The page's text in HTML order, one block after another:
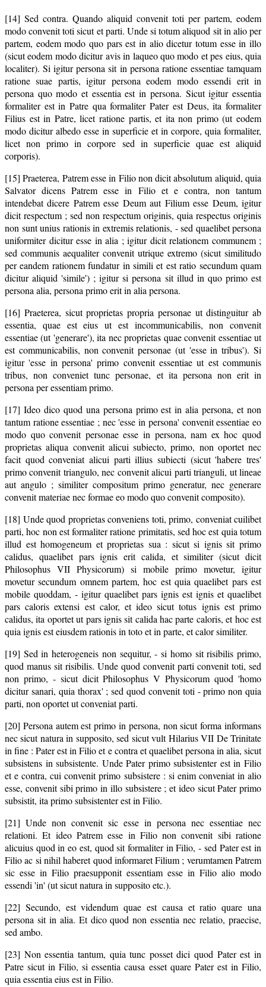
[14] Sed contra. Quando aliquid convenit toti per partem, eodem
modo convenit toti sicut et parti. Unde si totum aliquod sit in alio per
partem, eodem modo quo pars est in alio dicetur totum esse in illo
(sicut eodem modo dicitur avis in laqueo quo modo et pes eius, quia
localiter). Si igitur persona sit in persona ratione essentiae tamquam
ratione suae partis, igitur persona eodem modo essendi erit in
persona quo modo et essentia est in persona. Sicut igitur essentia
formaliter est in Patre qua formaliter Pater est Deus, ita formaliter
Filius est in Patre, licet ratione partis, et ita non primo (ut eodem
modo dicitur albedo esse in superficie et in corpore, quia formaliter,
licet non primo in corpore sed in superficie quae est aliquid
corporis).
[15] Praeterea, Patrem esse in Filio non dicit absolutum aliquid, quia
Salvator dicens Patrem esse in Filio et e contra, non tantum
intendebat dicere Patrem esse Deum aut Filium esse Deum, igitur
dicit respectum ; sed non respectum originis, quia respectus originis
non sunt unius rationis in extremis relationis, - sed quaelibet persona
uniformiter dicitur esse in alia ; igitur dicit relationem communem ;
sed communis aequaliter convenit utrique extremo (sicut similitudo
per eandem rationem fundatur in simili et est ratio secundum quam
dicitur aliquid 'simile') ; igitur si persona sit illud in quo primo est
persona alia, persona primo erit in alia persona.
[16] Praeterea, sicut proprietas propria personae ut distinguitur ab
essentia, quae est eius ut est incommunicabilis, non convenit
essentiae (ut 'generare'), ita nec proprietas quae convenit essentiae ut
est communicabilis, non convenit personae (ut 'esse in tribus'). Si
igitur 'esse in persona' primo convenit essentiae ut est communis
tribus, non conveniet tunc personae, et ita persona non erit in
persona per essentiam primo.
[17] Ideo dico quod una persona primo est in alia persona, et non
tantum ratione essentiae ; nec 'esse in persona' convenit essentiae eo
modo quo convenit personae esse in persona, nam ex hoc quod
proprietas aliqua convenit alicui subiecto, primo, non oportet nec
facit quod conveniat alicui parti illius subiecti (sicut 'habere tres'
primo convenit triangulo, nec convenit alicui parti trianguli, ut lineae
aut angulo ; similiter compositum primo generatur, nec generare
convenit materiae nec formae eo modo quo convenit composito).
[18] Unde quod proprietas conveniens toti, primo, conveniat cuilibet
parti, hoc non est formaliter ratione primitatis, sed hoc est quia totum
illud est homogeneum et proprietas sua : sicut si ignis sit primo
calidus, quaelibet pars ignis erit calida, et similiter (sicut dicit
Philosophus VII Physicorum) si mobile primo movetur, igitur
movetur secundum omnem partem, hoc est quia quaelibet pars est
mobile quoddam, - igitur quaelibet pars ignis est ignis et quaelibet
pars caloris extensi est calor, et ideo sicut totus ignis est primo
calidus, ita oportet ut pars ignis sit calida hac parte caloris, et hoc est
quia ignis est eiusdem rationis in toto et in parte, et calor similiter.
[19] Sed in heterogeneis non sequitur, - si homo sit risibilis primo,
quod manus sit risibilis. Unde quod convenit parti convenit toti, sed
non primo, - sicut dicit Philosophus V Physicorum quod 'homo
dicitur sanari, quia thorax' ; sed quod convenit toti - primo non quia
parti, non oportet ut conveniat parti.
[20] Persona autem est primo in persona, non sicut forma informans
nec sicut natura in supposito, sed sicut vult Hilarius VII De Trinitate
in fine : Pater est in Filio et e contra et quaelibet persona in alia, sicut
subsistens in subsistente. Unde Pater primo subsistenter est in Filio
et e contra, cui convenit primo subsistere : si enim conveniat in alio
esse, convenit sibi primo in illo subsistere ; et ideo sicut Pater primo
subsistit, ita primo subsistenter est in Filio.
[21] Unde non convenit sic esse in persona nec essentiae nec
relationi. Et ideo Patrem esse in Filio non convenit sibi ratione
alicuius quod in eo est, quod sit formaliter in Filio, - sed Pater est in
Filio ac si nihil haberet quod informaret Filium ; verumtamen Patrem
sic esse in Filio praesupponit essentiam esse in Filio alio modo
essendi 'in' (ut sicut natura in supposito etc.).
[22] Secundo, est videndum quae est causa et ratio quare una
persona sit in alia. Et dico quod non essentia nec relatio, praecise,
sed ambo.
[23] Non essentia tantum, quia tunc posset dici quod Pater est in
Patre sicut in Filio, si essentia causa esset quare Pater est in Filio,
quia essentia eius est in Filio.